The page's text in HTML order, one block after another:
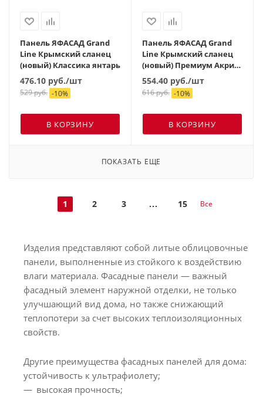
Панель ЯФАСАД Grand
Line Крымский сланец
(новый) Классика янтарь
476.10 руб./шт
529руб. -10%
В КОРЗИНУ
Панель ЯФАСАД Grand
Line Крымский сланец
(новый) Премиум Акрил
арабика
554.40 руб./шт
616руб. -10%
В КОРЗИНУ
ПОКАЗАТЬ ЕЩЕ
1 2 3 15 Все
Изделия представляют собой литые облицовочные
панели, выполненные из стойкого к воздействию
влаги материала. Фасадные панели — важный
фасадный элемент наружной отделки, не только
улучшающий вид дома, но также снижающий
теплопотери за счет высоких теплоизоляционных
свойств.
Другие преимущества фасадных панелей для дома:
устойчивость к ультрафиолету;
высокая прочность;